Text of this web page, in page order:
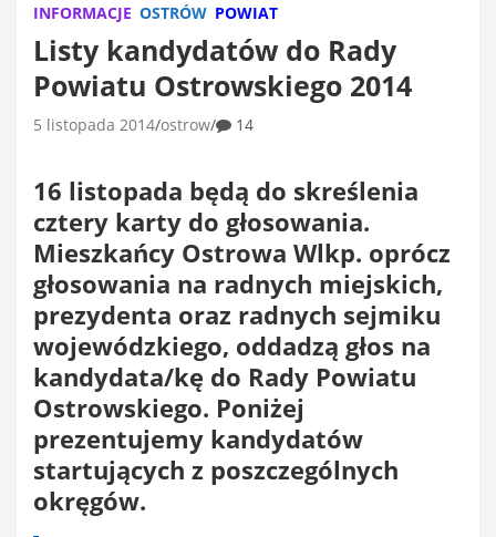
INFORMACJE OSTRÓW POWIAT
Listy kandydatów do Rady
Powiatu Ostrowskiego 2014
5 listopada 2014 ostrow 14
16 listopada będą do skreślenia
cztery karty do głosowania.
Mieszkańcy Ostrowa Wlkp. oprócz
głosowania na radnych miejskich,
prezydenta oraz radnych sejmiku
wojewódzkiego, oddadzą głos na
kandydata/kę do Rady Powiatu
Ostrowskiego. Poniżej
prezentujemy kandydatów
startujących z poszczególnych
okręgów.